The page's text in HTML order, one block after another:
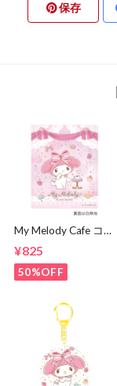
保存
My Melody Cafe コ
¥825
50%OFF